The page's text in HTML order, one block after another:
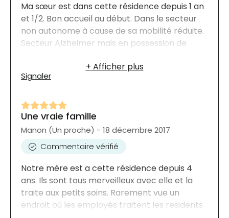
Ma sœur est dans cette résidence depuis 1 an
et 1/2. Bon accueil au début. Dans le secteur
non autonome à cause de sa mobilité réduite.
Secteur Alzheimer mais en possession de
changements au niveau personnel donc
manque de suivi avec les intervenants. Repas
variété, fruits et légumes, 2 choix seulement s
tu manges 1 le midi c'est l'autre le soir. La
qualité lisse à désirer mais si tu n'est pas
conscient c'est ok. Besoin dun contact humain
pls présent.
Signaler
Une vraie famille
Manon (Un proche) - 18 décembre 2017
Commentaire vérifié
Notre mère est a cette résidence depuis 4
ans. Ils sont tous merveilleux avec elle et la
traite aux petits soins. Rarement vue un
endroit où les employés traitent les residents